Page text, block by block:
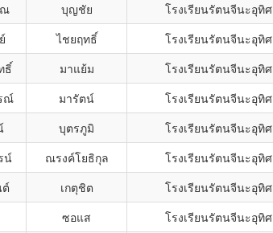
บุญชัย โรงเรียนรัตนจีนะอุทิศ
ไชยฤทธิ์ โรงเรียนรัตนจีนะอุทิศ
ธิ์ มาแย้ม โรงเรียนรัตนจีนะอุทิศ
ณ์ มารัตน์ โรงเรียนรัตนจีนะอุทิศ
บุตรภูมิ โรงเรียนรัตนจีนะอุทิศ
น์ ณรงค์โยธิกุล โรงเรียนรัตนจีนะอุทิศ
เกตุชิต โรงเรียนรัตนจีนะอุทิศ
ซอแส โรงเรียนรัตนจีนะอุทิศ